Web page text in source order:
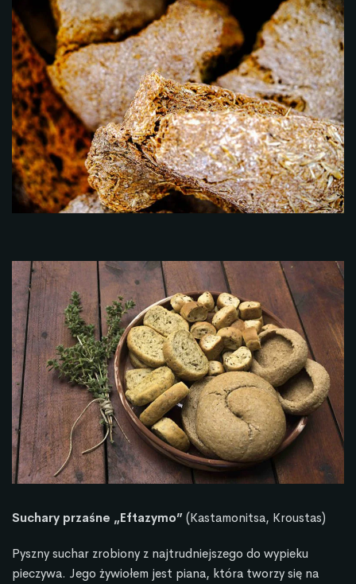
Suchary przaśne „Eftazymo” (Kastamonitsa, Kroustas)
Pyszny suchar zrobiony z najtrudniejszego do wypieku
pieczywa. Jego żywiołem jest piana, która tworzy się na